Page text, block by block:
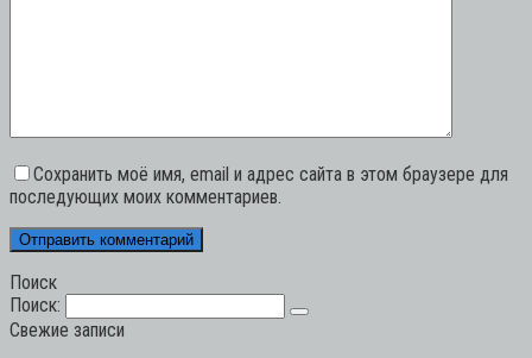
Сохранить моё имя, email и адрес сайта в этом браузере для
последующих моих комментариев.
Поиск
Поиск:
Свежие записи